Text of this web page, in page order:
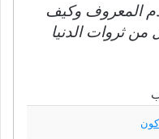
المعروف وكيف
من ثروات الدنيا
كون